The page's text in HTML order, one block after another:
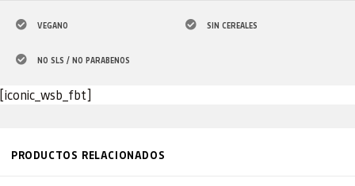
VEGANO SIN CEREALES
NO SLS / NO PARABENOS
[iconic_wsb_fbt]
PRODUCTOS RELACIONADOS